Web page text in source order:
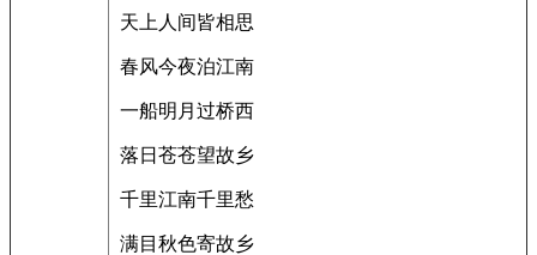
天上人间皆相思
春风今夜泊江南
一船明月过桥西
落日苍苍望故乡
千里江南千里愁
满目秋色寄故乡